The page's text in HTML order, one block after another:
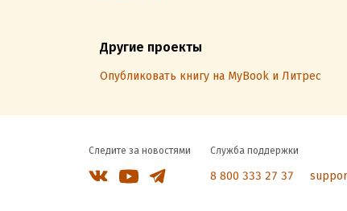
Другие проекты
Опубликовать книгу на MyBook и Литрес
Следите за новостями Служба поддержки
8 800 333 27 37